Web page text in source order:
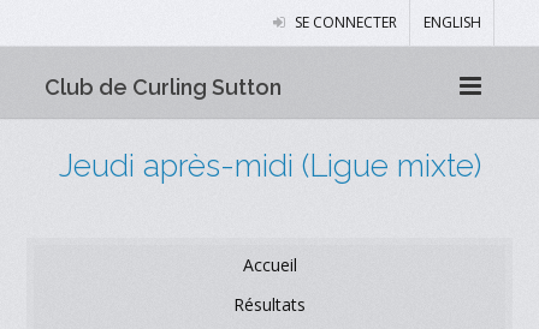
SE CONNECTER ENGLISH
Club de Curling Sutton
Jeudi après-midi (Ligue mixte)
Accueil
Résultats